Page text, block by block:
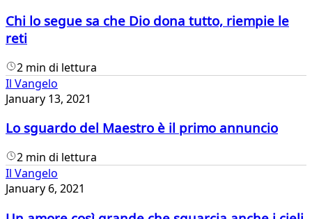
Chi lo segue sa che Dio dona tutto, riempie le
reti
2 min di lettura
Il Vangelo
January 13, 2021
Lo sguardo del Maestro è il primo annuncio
2 min di lettura
Il Vangelo
January 6, 2021